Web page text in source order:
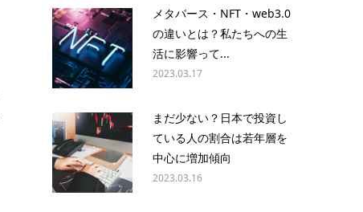
メタバース・NFT・web3.0
の違いとは？私たちへの生
活に影響って...
2023.03.17
まだ少ない？日本で投資し
ている人の割合は若年層を
中心に増加傾向
2023.03.16